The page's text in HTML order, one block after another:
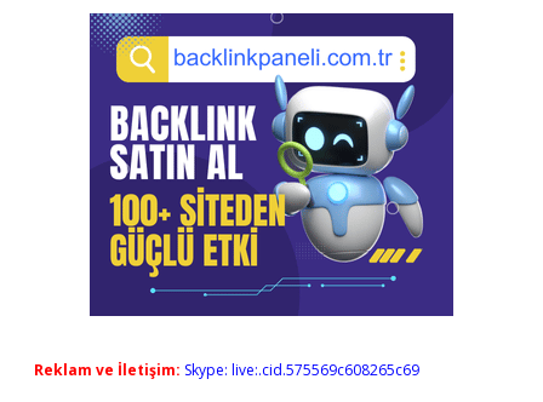
Reklam ve İletişim: Skype: live:.cid.575569c608265c69